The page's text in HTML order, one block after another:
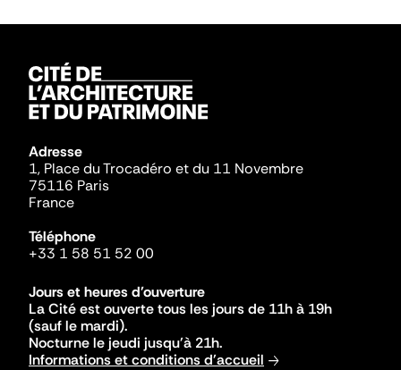
Adresse
1, Place du Trocadéro et du 11 Novembre
75116 Paris
France
Téléphone
+33 1 58 51 52 00
Jours et heures d'ouverture
La Cité est ouverte tous les jours de 11h à 19h
(sauf le mardi).
Nocturne le jeudi jusqu'à 21h.
Informations et conditions d'accueil